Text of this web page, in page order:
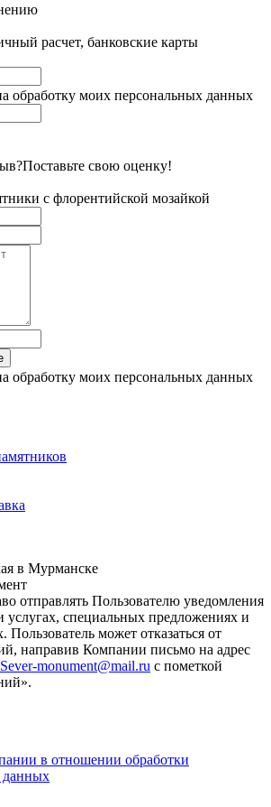
расчет, банковские карты
обработку моих персональных данных
Поставьте свою оценку!
с флорентийской мозайкой
обработку моих персональных данных
в Мурманске
отправлять Пользователю уведомления
услугах, специальных предложениях и
Пользователь может отказаться от
направив Компании письмо на адрес
Sever-monument@mail.ru с пометкой
в отношении обработки
данных